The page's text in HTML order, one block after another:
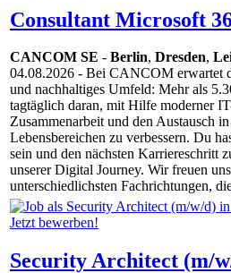
Consultant Microsoft
CANCOM SE - Berlin, Dresden,
04.08.2026 - Bei CANCOM erwartet
und nachhaltiges Umfeld: Mehr als
tagtäglich daran, mit Hilfe moderner
Zusammenarbeit und den Austausch
Lebensbereichen zu verbessern. Du
sein und den nächsten Karriereschritt
unserer Digital Journey. Wir freuen
unterschiedlichsten Fachrichtungen,
Security Architect (m/